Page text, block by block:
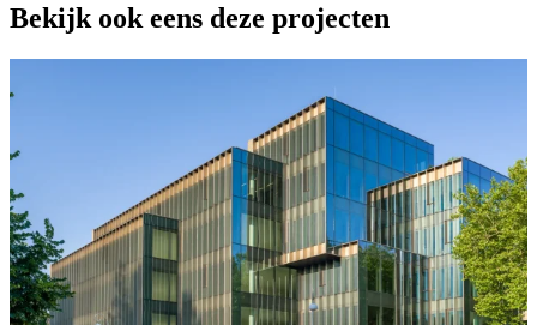
Bekijk ook eens deze projecten